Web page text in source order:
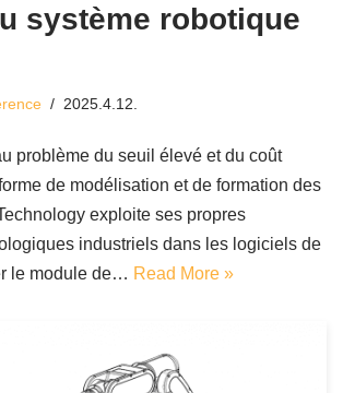
système robotique
2025.4.12.
problème du seuil élevé et du coût
de modélisation et de formation des
exploite ses propres
industriels dans les logiciels de
le module de… Read More »